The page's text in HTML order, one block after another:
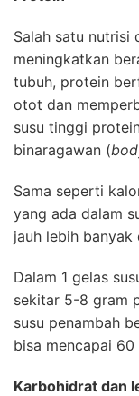
Salah satu nutrisi
meningkatkan
tubuh, protein
otot dan
susu tinggi
binaragawan (
Sama seperti
yang ada dalam
jauh lebih
Dalam 1 gelas
sekitar 5-8 gram
susu penambah
bisa mencapai
Karbohidrat dan